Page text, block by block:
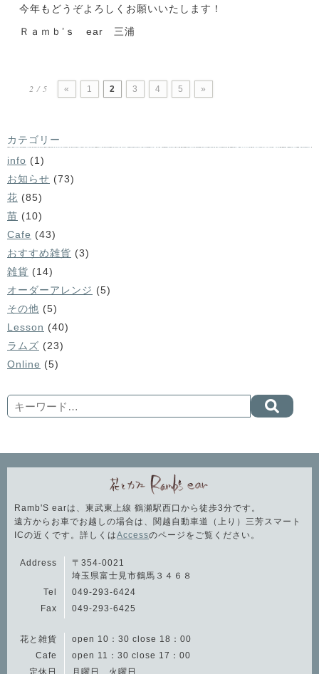
今年もどうぞよろしくお願いいたします！
Ｒａｍｂ’ｓ ear 三浦
2 / 5 « 1 2 3 4 5 »
カテゴリー
info (1)
お知らせ (73)
花 (85)
苗 (10)
Cafe (43)
おすすめ雑貨 (3)
雑貨 (14)
オーダーアレンジ (5)
その他 (5)
Lesson (40)
ラムズ (23)
Online (5)
Search
Ramb'S earは、東武東上線 鶴瀬駅西口から徒歩3分です。
遠方からお車でお越しの場合は、関越自動車道（上り）三芳スマート
ICの近くです。詳しくはAccessのページをご覧ください。
Address
〒354-0021
埼玉県富士見市鶴馬３４６８
Tel
049-293-6424
Fax
049-293-6425
花と雑貨
open 10：30 close 18：00
Cafe
open 11：30 close 17：00
定休日
月曜日、火曜日